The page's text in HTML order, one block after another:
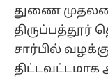
துணை
திருப்பத்தூர்
சார்பில்
திட்டவட்டமாக